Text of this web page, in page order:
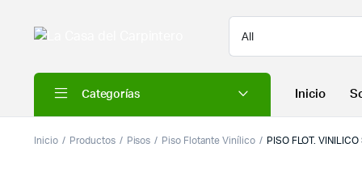
Categorías Inicio
Inicio Productos Pisos Piso Flotante Vinílico PISO FLOT.